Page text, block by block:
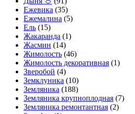
Ежевика (35)
Ежемалина (5)
Ель (15)
Жакаранда (1)
Жасмин (14)
Жимолость (46)
Жимолость декоративная (1)
Зверобой (4)
Земклуника (10)
Земляника (188)
Земляника крупноплодная (7)
Земляника ремонтантная (2)